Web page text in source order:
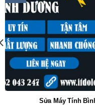
Sửa Máy Tính